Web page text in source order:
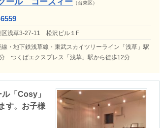
（台東区）
区浅草3-27-11 松沢ビル１F
・地下鉄浅草線・東武スカイツリーライン「浅草」駅
つくばエクスプレス「浅草」駅から徒歩12分
「Cosy」
す。お子様